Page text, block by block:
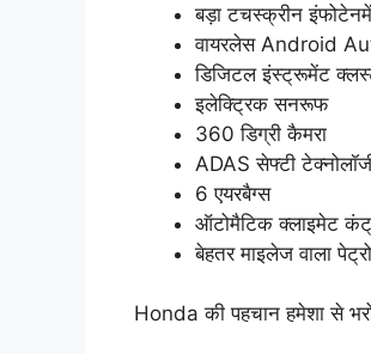
बड़ा टचस्क्रीन
वायरलेस Android
डिजिटल इंस्ट्रूमेंट
इलेक्ट्रिक सनरूफ
360 डिग्री कैमरा
ADAS सेफ्टी
6 एयरबैग्स
ऑटोमैटिक क्लाइमेट
बेहतर माइलेज वाला
Honda की पहचान हमेशा से